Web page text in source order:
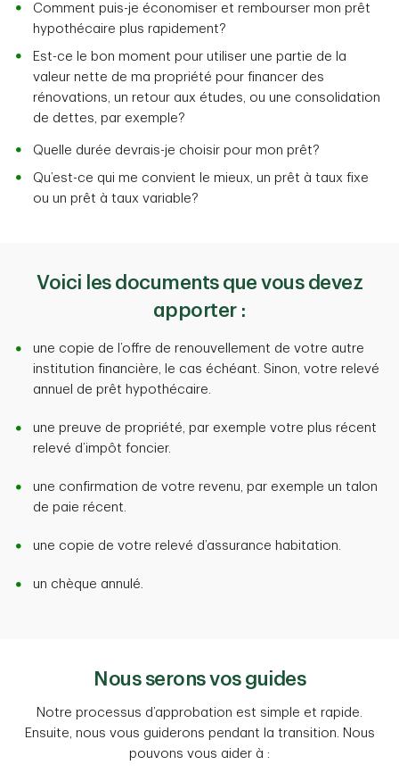
Comment puis-je économiser et rembourser mon prêt
hypothécaire plus rapidement?
Est-ce le bon moment pour utiliser une partie de la
valeur nette de ma propriété pour financer des
rénovations, un retour aux études, ou une consolidation
de dettes, par exemple?
Quelle durée devrais-je choisir pour mon prêt?
Qu’est-ce qui me convient le mieux, un prêt à taux fixe
ou un prêt à taux variable?
Voici les documents que vous devez
apporter :
une copie de l’offre de renouvellement de votre autre
institution financière, le cas échéant. Sinon, votre relevé
annuel de prêt hypothécaire.
une preuve de propriété, par exemple votre plus récent
relevé d’impôt foncier.
une confirmation de votre revenu, par exemple un talon
de paie récent.
une copie de votre relevé d’assurance habitation.
un chèque annulé.
Nous serons vos guides
Notre processus d’approbation est simple et rapide.
Ensuite, nous vous guiderons pendant la transition. Nous
pouvons vous aider à :